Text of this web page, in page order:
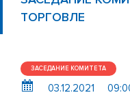
ТОРГОВЛЕ
ЗАСЕДАНИЕ КОМИТЕТА
03.12.2021